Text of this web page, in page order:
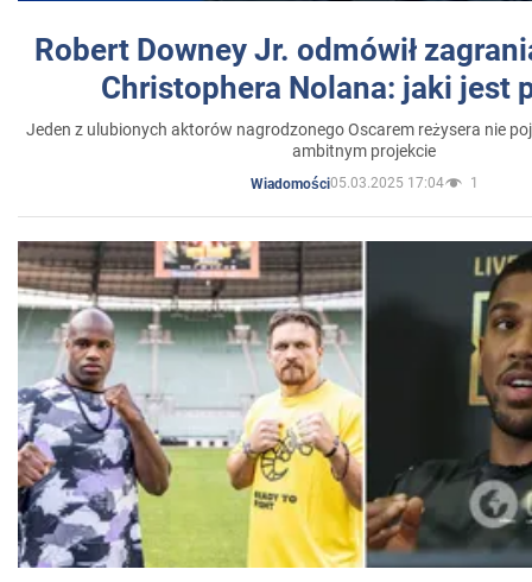
Robert Downey Jr. odmówił
Christophera Nolana: jaki jest
Jeden z ulubionych aktorów nagrodzonego Oscarem reżysera nie
ambitnym projekcie
Wiadomości05.03.2025 17:04 1